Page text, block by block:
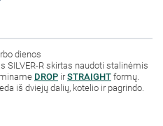
dienos
SILVER-R skirtas naudoti stalinėmis
DROP irSTRAIGHT formų.
iš dviejų dalių, kotelio ir pagrindo.